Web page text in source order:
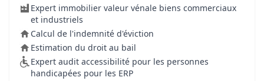
Expert immobilier valeur vénale biens commerciaux
et industriels
Calcul de l'indemnité d'éviction
Estimation du droit au bail
Expert audit accessibilité pour les personnes
handicapées pour les ERP